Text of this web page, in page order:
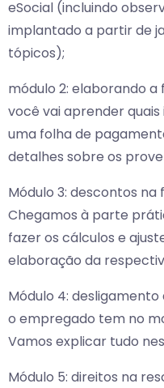
eSocial (incluindo
implantado a partir de
tópicos);
módulo 2: elaborando
você vai aprender
uma folha de
detalhes sobre os
Módulo 3: descontos
Chegamos à parte
fazer os cálculos e
elaboração da
Módulo 4:
o empregado tem no
Vamos explicar tudo
Módulo 5: direitos na